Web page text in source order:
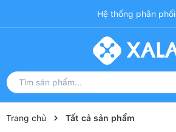
Hệ thống phân phối
Trang chủ Tất cả sản phẩm